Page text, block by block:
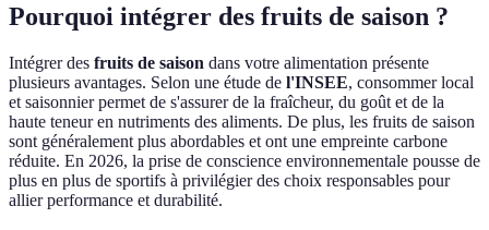
Pourquoi intégrer des fruits de saison ?
Intégrer des fruits de saison dans votre alimentation présente
plusieurs avantages. Selon une étude de l'INSEE, consommer local
et saisonnier permet de s'assurer de la fraîcheur, du goût et de la
haute teneur en nutriments des aliments. De plus, les fruits de saison
sont généralement plus abordables et ont une empreinte carbone
réduite. En 2026, la prise de conscience environnementale pousse de
plus en plus de sportifs à privilégier des choix responsables pour
allier performance et durabilité.